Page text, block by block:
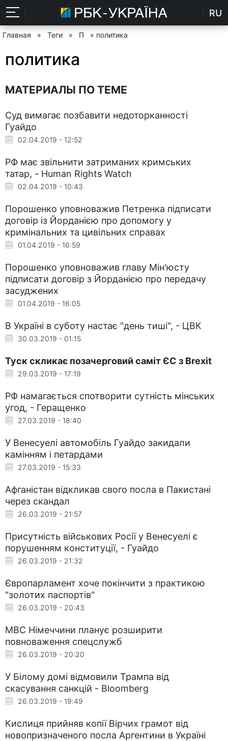
RU
Главная » Теги » П » политика
политика
МАТЕРИАЛЫ ПО ТЕМЕ
Суд вимагає позбавити недоторканності
Гуайдо
02.04.2019 - 12:52
РФ має звільнити затриманих кримських
татар, - Human Rights Watch
02.04.2019 - 10:43
Порошенко уповноважив Петренка підписати
договір із Йорданією про допомогу у
кримінальних та цивільних справах
01.04.2019 - 16:59
Порошенко уповноважив главу Мін'юсту
підписати договір з Йорданією про передачу
засуджених
01.04.2019 - 16:05
В Україні в суботу настає "день тиші", - ЦВК
30.03.2019 - 01:15
Туск скликає позачерговий саміт ЄС з Brexit
29.03.2019 - 17:19
РФ намагається спотворити сутність мінських
угод, - Геращенко
27.03.2019 - 18:40
У Венесуелі автомобіль Гуайдо закидали
камінням і петардами
27.03.2019 - 15:33
Афганістан відкликав свого посла в Пакистані
через скандал
26.03.2019 - 21:57
Присутність військових Росії у Венесуелі є
порушенням конституції, - Гуайдо
26.03.2019 - 21:32
Європарламент хоче покінчити з практикою
"золотих паспортів"
26.03.2019 - 20:43
МВС Німеччини планує розширити
повноваження спецслужб
26.03.2019 - 20:20
У Білому домі відмовили Трампа від
скасування санкцій - Bloomberg
26.03.2019 - 19:49
Кислиця прийняв копії Вірчих грамот від
новопризначеного посла Аргентини в Україні